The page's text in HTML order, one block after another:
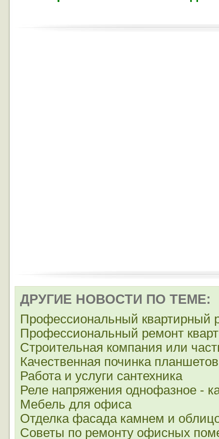
ДРУГИЕ НОВОСТИ ПО ТЕМЕ:
Профессиональный квартирный
Профессиональный ремонт
Строительная компания или
Качественная починка
Работа и услуги сантехника
Реле напряжения однофазное -
Мебель для офиса
Отделка фасада камнем и
Советы по ремонту офисных